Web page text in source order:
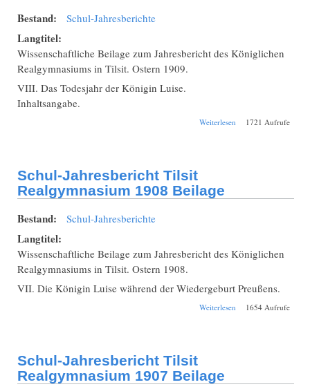
Bestand: Schul-Jahresberichte
Langtitel:
Wissenschaftliche Beilage zum Jahresbericht des Königlichen
Realgymnasiums in Tilsit. Ostern 1909.
VIII. Das Todesjahr der Königin Luise.
Inhaltsangabe.
Weiterlesen über Schul-
1721 Aufrufe
Schul-Jahresbericht Tilsit
Realgymnasium 1908 Beilage
Bestand: Schul-Jahresberichte
Langtitel:
Wissenschaftliche Beilage zum Jahresbericht des Königlichen
Realgymnasiums in Tilsit. Ostern 1908.
VII. Die Königin Luise während der Wiedergeburt Preußens.
Weiterlesen über Schul-
1654 Aufrufe
Schul-Jahresbericht Tilsit
Realgymnasium 1907 Beilage